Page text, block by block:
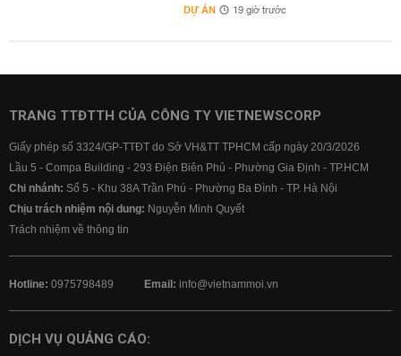
DỰ ÁN 19 giờ trước
TRANG TTĐTTH CỦA CÔNG TY VIETNEWSCORP
Giấy phép số 3324/GP-TTĐT do Sở VH&TT TPHCM cấp ngày 20/3/2026
Lầu 5 - Compa Building - 293 Điện Biên Phủ - Phường Gia Định - TP.HCM
Chi nhánh: Số 5 - Khu 38A Trần Phú - Phường Ba Đình - TP. Hà Nội
Chịu trách nhiệm nội dung: Nguyễn Minh Quyết
Trách nhiệm về thông tin
Hotline: 0975798489 Email: info@vietnammoi.vn
DỊCH VỤ QUẢNG CÁO: